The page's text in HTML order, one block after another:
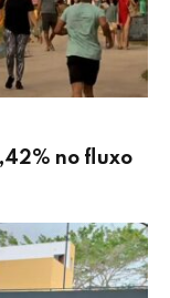
no fluxo